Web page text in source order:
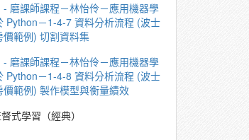
- 磨課師課程－林怡伶－應⽤機器學
Python－1-4-7 資料分析流程 (波⼠
價範例) 切割資料集
- 磨課師課程－林怡伶－應⽤機器學
Python－1-4-8 資料分析流程 (波⼠
價範例) 製作模型與衡量績效
式學習（經典）